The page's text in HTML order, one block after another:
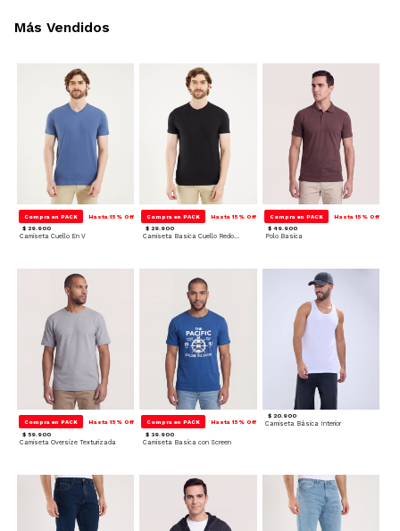
Compra en PACK Hasta 15% Off
$ 29.900
Camiseta Cuello En V
Compra en PACK Hasta 15% Off
$ 29.900
Camiseta Basica Cuello Redondo
Compra en PACK Hasta 15% Off
$ 49.900
Polo Basica
Compra en PACK Hasta 15% Off
$ 59.900
Camiseta Oversize Texturizada
Compra en PACK Hasta 15% Off
$ 39.900
Camiseta Basica con Screen
$ 20.900
Camiseta Básica Interior
Más Vendidos